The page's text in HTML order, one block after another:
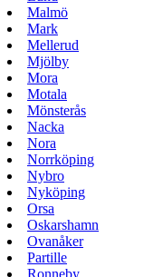
Malmö
Mark
Mellerud
Mjölby
Mora
Motala
Mönsterås
Nacka
Nora
Norrköping
Nybro
Nyköping
Orsa
Oskarshamn
Ovanåker
Partille
Ronneby